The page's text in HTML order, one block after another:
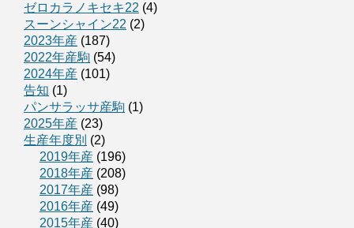
ゼロカラノキセキ22 (4)
スーンシャイン22 (2)
2023年産 (187)
2022年産駒 (54)
2024年産 (101)
告知 (1)
パンサラッサ産駒 (1)
2025年産 (23)
生産年度別 (2)
2019年産 (196)
2018年産 (208)
2017年産 (98)
2016年産 (49)
2015年産 (40)